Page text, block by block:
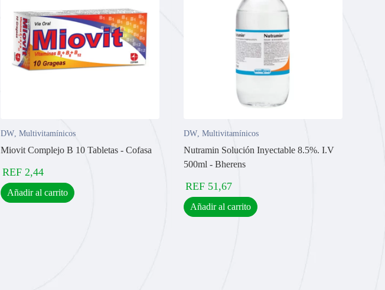
DW, Multivitamínicos
Miovit Complejo B 10 Tabletas - Cofasa
REF 2,44
Añadir al carrito
DW, Multivitamínicos
Nutramin Solución Inyectable 8.5%. I.V
500ml - Bherens
REF 51,67
Añadir al carrito